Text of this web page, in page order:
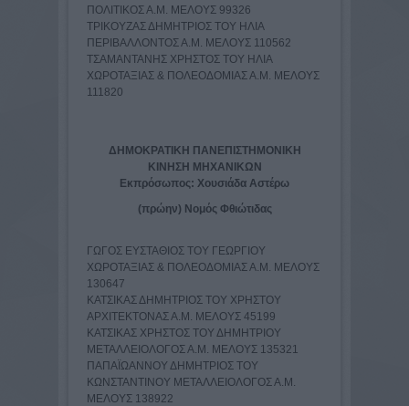
ΠΟΛΙΤΙΚΟΣ Α.Μ. ΜΕΛΟΥΣ 99326
ΤΡΙΚΟΥΖΑΣ ΔΗΜΗΤΡΙΟΣ ΤΟΥ ΗΛΙΑ
ΠΕΡΙΒΑΛΛΟΝΤΟΣ Α.Μ. ΜΕΛΟΥΣ 110562
ΤΣΑΜΑΝΤΑΝΗΣ ΧΡΗΣΤΟΣ ΤΟΥ ΗΛΙΑ
ΧΩΡΟΤΑΞΙΑΣ & ΠΟΛΕΟΔΟΜΙΑΣ Α.Μ. ΜΕΛΟΥΣ
111820
ΔΗΜΟΚΡΑΤΙΚΗ ΠΑΝΕΠΙΣΤΗΜΟΝΙΚΗ
ΚΙΝΗΣΗ ΜΗΧΑΝΙΚΩΝ
Εκπρόσωπος: Χουσιάδα Αστέρω
(πρώην) Νομός Φθιώτιδας
ΓΩΓΟΣ ΕΥΣΤΑΘΙΟΣ TOY ΓΕΩΡΓΙΟΥ
ΧΩΡΟΤΑΞΙΑΣ & ΠΟΛΕΟΔΟΜΙΑΣ Α.Μ. ΜΕΛΟΥΣ
130647
ΚΑΤΣΙΚΑΣ ΔΗΜΗΤΡΙΟΣ ΤΟΥ ΧΡΗΣΤΟΥ
ΑΡΧΙΤΕΚΤΟΝΑΣ Α.Μ. ΜΕΛΟΥΣ 45199
ΚΑΤΣΙΚΑΣ ΧΡΗΣΤΟΣ ΤΟΥ ΔΗΜΗΤΡΙΟΥ
ΜΕΤΑΛΛΕΙΟΛΟΓΟΣ Α.Μ. ΜΕΛΟΥΣ 135321
ΠΑΠΑΪΩΑΝΝΟΥ ΔΗΜΗΤΡΙΟΣ ΤΟΥ
ΚΩΝΣΤΑΝΤΙΝΟΥ ΜΕΤΑΛΛΕΙΟΛΟΓΟΣ Α.Μ.
ΜΕΛΟΥΣ 138922